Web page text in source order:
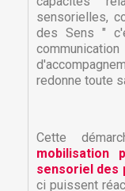
sensorielles,
des Sens "
redonne toute
Cette
mobilisation
sensoriel des
ci puissent